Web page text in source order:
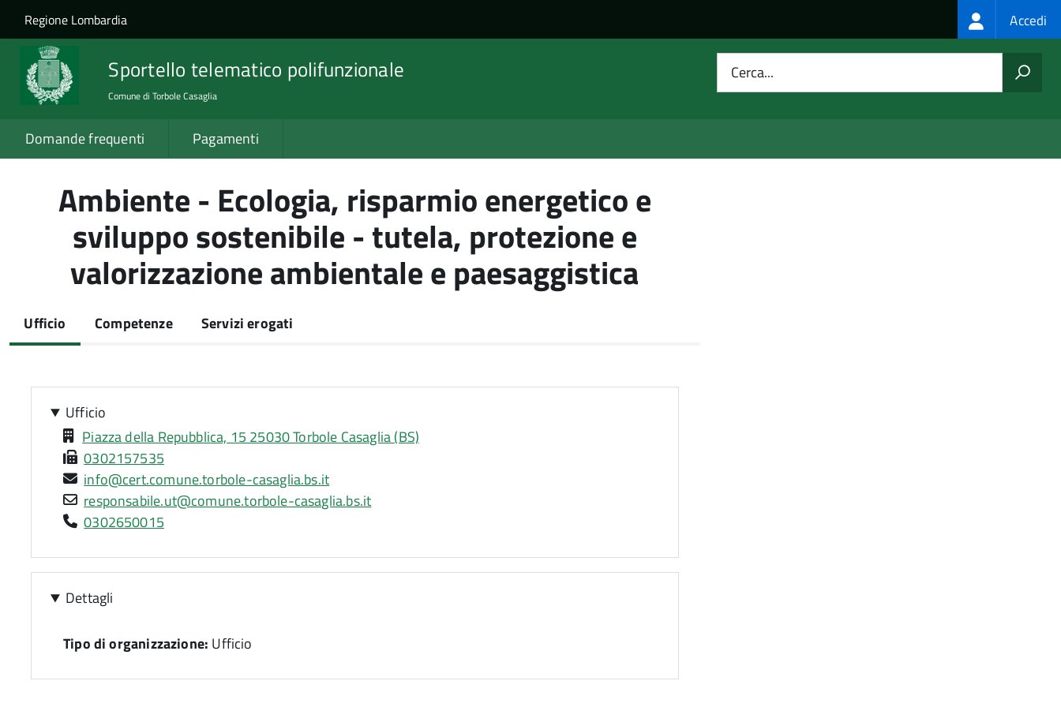
Salta al contenuto principale
Skip to site navigation
Regione Lombardia Login
menu
Accedi
Sportello telematico polifunzionale
Comune di Torbole Casaglia
Cerca...
Domande frequenti Pagamenti
Ambiente - Ecologia, risparmio energetico e
sviluppo sostenibile - tutela, protezione e
valorizzazione ambientale e paesaggistica
Ufficio
(scheda
Competenze Servizi erogati
Ufficio
Piazza della Repubblica, 15 25030 Torbole Casaglia (BS)
0302157535
info@cert.comune.torbole-casaglia.bs.it
responsabile.ut@comune.torbole-casaglia.bs.it
0302650015
Dettagli
Tipo di organizzazione: Ufficio